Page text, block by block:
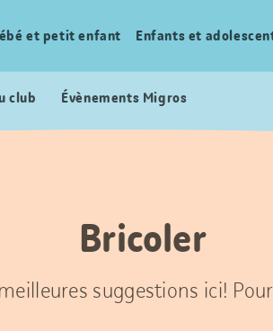
et petit enfant Enfants et
club Évènements Migros
Bricoler
suggestions ici!